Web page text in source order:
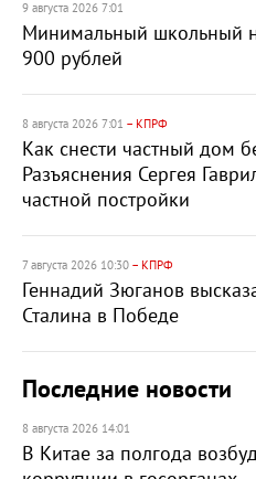
9 августа 2026 7:01
Минимальный школьный
900 рублей
8 августа 2026 7:01 – КПРФ
Как снести частный дом
Разъяснения Сергея
частной постройки
7 августа 2026 10:30 – КПРФ
Геннадий Зюганов
Сталина в Победе
Последние новости
8 августа 2026 14:01
В Китае за полгода